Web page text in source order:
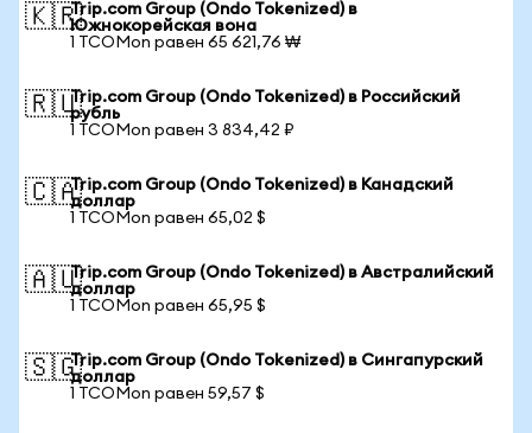
🇰🇷Trip.com Group (Ondo Tokenized) в
Южнокорейская вона
1 TCOMon равен 65 621,76 ₩
🇷🇺Trip.com Group (Ondo Tokenized) в Российский
рубль
1 TCOMon равен 3 834,42 ₽
🇨🇦Trip.com Group (Ondo Tokenized) в Канадский
доллар
1 TCOMon равен 65,02 $
🇦🇺Trip.com Group (Ondo Tokenized) в Австралийский
доллар
1 TCOMon равен 65,95 $
🇸🇬Trip.com Group (Ondo Tokenized) в Сингапурский
доллар
1 TCOMon равен 59,57 $